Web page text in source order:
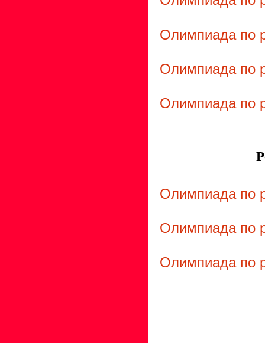
Олимпиада по
Олимпиада по
Олимпиада по
Олимпиада по
Олимпиада по
Олимпиада по